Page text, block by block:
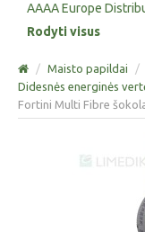
AAAA Europe
Rodyti visus
/ Maisto papildai /
Didesnės energinės
Fortini Multi Fibre